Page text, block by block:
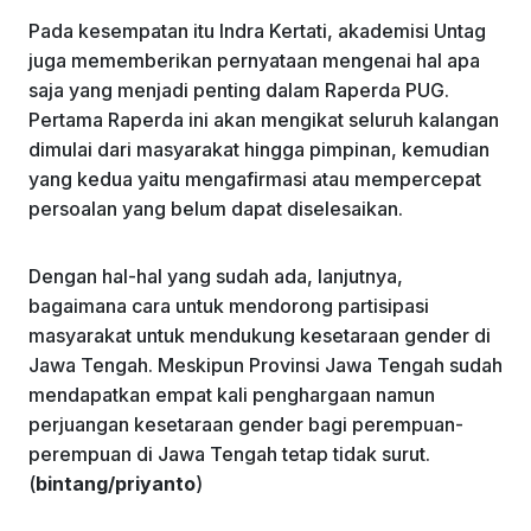
Pada kesempatan itu Indra Kertati, akademisi Untag
juga mememberikan pernyataan mengenai hal apa
saja yang menjadi penting dalam Raperda PUG.
Pertama Raperda ini akan mengikat seluruh kalangan
dimulai dari masyarakat hingga pimpinan, kemudian
yang kedua yaitu mengafirmasi atau mempercepat
persoalan yang belum dapat diselesaikan.
Dengan hal-hal yang sudah ada, lanjutnya,
bagaimana cara untuk mendorong partisipasi
masyarakat untuk mendukung kesetaraan gender di
Jawa Tengah. Meskipun Provinsi Jawa Tengah sudah
mendapatkan empat kali penghargaan namun
perjuangan kesetaraan gender bagi perempuan-
perempuan di Jawa Tengah tetap tidak surut.
(bintang/priyanto)